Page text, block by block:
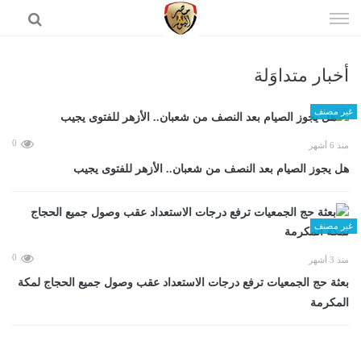
الى
أخبار متداوَلة
غير مصنف
منذ 6 أشهر 0
هل يجوز الصيام بعد النصف من شعبان.. الأزهر للفتوى يجيب
غير مصنف
منذ 3 أشهر 0
بعثة حج الجمعيات ترفع درجات الاستعداد عقب وصول جميع الحجاج لمكة
المكرمة